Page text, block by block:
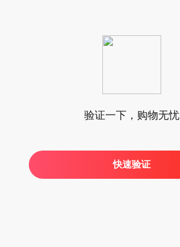
验证一下，购物无忧
快速验证